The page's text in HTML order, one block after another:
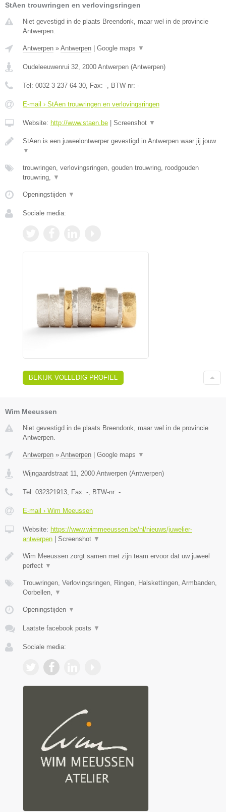
StAen trouwringen en verlovingsringen
Niet gevestigd in de plaats Breendonk, maar wel in de provincie
Antwerpen.
Antwerpen » Antwerpen Google maps ▼
Oudeleeuwenrui 32, 2000 Antwerpen (Antwerpen)
Tel: 0032 3 237 64 30, Fax: -, BTW-nr: -
E-mail › StAen trouwringen en verlovingsringen
Website: http://www.staen.be Screenshot ▼
StAen is een juweelontwerper gevestigd in Antwerpen waar jij jouw
▼
trouwringen, verlovingsringen, gouden trouwring, roodgouden
trouwring, ▼
Openingstijden ▼
Sociale media:
BEKIJK VOLLEDIG PROFIEL
Wim Meeussen
Niet gevestigd in de plaats Breendonk, maar wel in de provincie
Antwerpen.
Antwerpen » Antwerpen | Google maps ▼
Wijngaardstraat 11 2000 Antwerpen (Antwerpen)
Tel: 032321913 , Fax: - , BTW-nr: -
E-mail › Wim Meeussen
Website: https://www.wimmeeussen.be/nl/nieuws/juwelier-
antwerpen | Screenshot ▼
Wim Meeussen zorgt samen met zijn team ervoor dat uw juweel
perfect ▼
Trouwringen, Verlovingsringen, Ringen, Halskettingen, Armbanden,
Oorbellen,
▼
Openingstijden ▼
Laatste facebook posts ▼
Sociale media: